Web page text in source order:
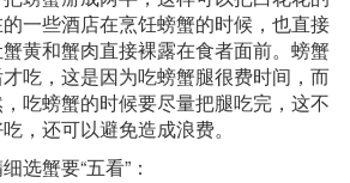
一些酒店在烹饪螃蟹的时候，也直接
黄和蟹肉直接裸露在食者面前。螃蟹
吃，这是因为吃螃蟹腿很费时间，而
吃螃蟹的时候要尽量把腿吃完，这不
，还可以避免造成浪费。
选蟹要“五看”：